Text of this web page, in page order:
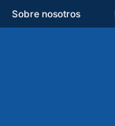
Sobre nosotros